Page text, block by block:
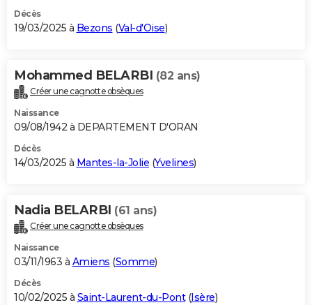
Décès
19/03/2025 à Bezons (Val-d'Oise)
Mohammed BELARBI (82 ans)
Créer une cagnotte obsèques
Naissance
09/08/1942 à DEPARTEMENT D'ORAN
Décès
14/03/2025 à Mantes-la-Jolie (Yvelines)
Nadia BELARBI (61 ans)
Créer une cagnotte obsèques
Naissance
03/11/1963 à Amiens (Somme)
Décès
10/02/2025 à Saint-Laurent-du-Pont(Isère)